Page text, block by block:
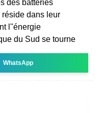
des batteries
dans leur
l''énergie
du Sud se tourne
WhatsApp